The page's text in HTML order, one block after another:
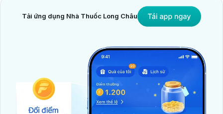
Tải ứng dụng Nhà Thuốc Long Châu